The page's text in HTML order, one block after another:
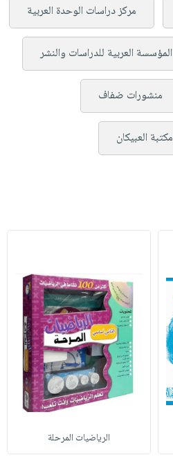
مركز دراسات الوحدة العربية
المؤسسة العربية للدراسات والنشر
منشورات ضفاف
مكتبة العبيكان
الرياضيات المرحلة